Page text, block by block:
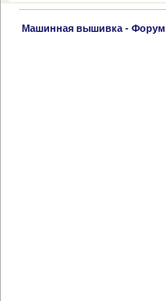
Машинная вышивка - Форум